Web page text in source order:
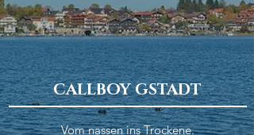
CALLBOY GSTADT
Vom nassen ins Trockene.